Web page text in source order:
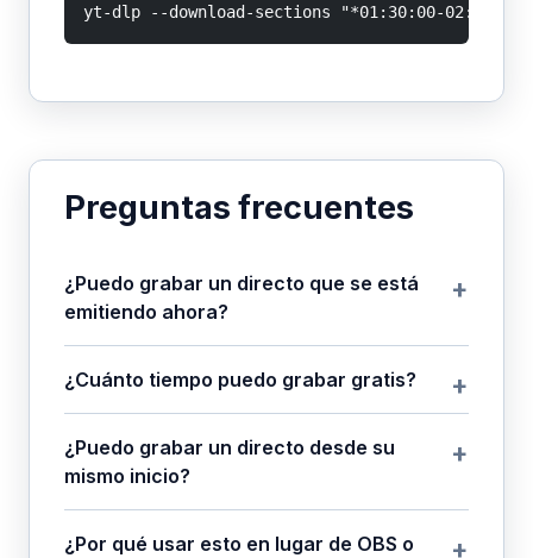
yt-dlp --download-sections "*01:30:00-
Preguntas frecuentes
¿Puedo grabar un directo que se está
emitiendo ahora?
¿Cuánto tiempo puedo grabar gratis?
¿Puedo grabar un directo desde su
mismo inicio?
¿Por qué usar esto en lugar de OBS o